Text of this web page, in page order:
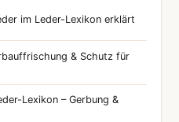
im Leder-Lexikon erklärt
& Schutz für
Lexikon – Gerbung &